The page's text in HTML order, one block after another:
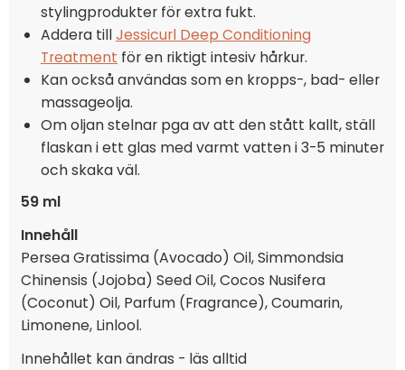
stylingprodukter för extra fukt.
Addera tillJessicurl Deep Conditioning
Treatment för en riktigt intesiv hårkur.
Kan också användas som en kropps-, bad- eller
massageolja.
Om oljan stelnar pga av att den stått kallt, ställ
flaskan i ett glas med varmt vatten i 3-5 minuter
och skaka väl.
59 ml
Innehåll
Persea Gratissima (Avocado) Oil, Simmondsia
Chinensis (Jojoba) Seed Oil, Cocos Nusifera
(Coconut) Oil, Parfum (Fragrance), Coumarin,
Limonene, Linlool.
Innehållet kan ändras - läs alltid